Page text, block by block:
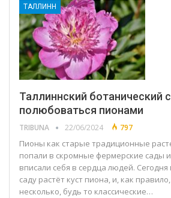
ТАЛЛИНН
Таллиннский ботанический
полюбоваться пионами
TRIBUNA 22/06/2024 797
Пионы как старые традиционные
попали в скромные фермерские сады
вписали себя в сердца людей.
саду растёт куст пиона, и, как
несколько, будь то классические…